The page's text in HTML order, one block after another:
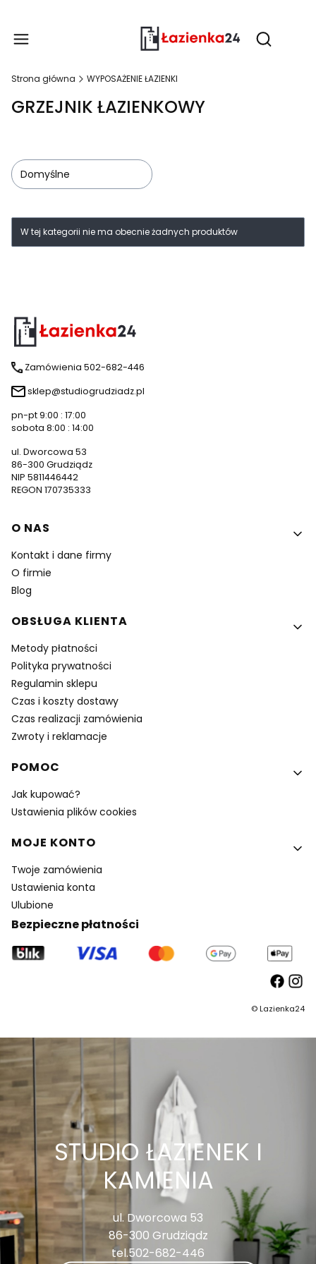
Otwórz
Strona główna WYPOSAŻENIE ŁAZIENKI
GRZEJNIK ŁAZIENKOWY
Domyślne
Lista produktów
W tej kategorii nie ma obecnie żadnych produktów
Zamówienia 502-682-446
sklep@studiogrudziadz.pl
pn-pt 9:00 : 17:00
sobota 8:00 : 14:00
ul. Dworcowa 53
86-300 Grudziądz
NIP 5811446442
REGON 170735333
Linki w stopce
O NAS
Kontakt i dane firmy
O firmie
Blog
OBSŁUGA KLIENTA
Metody płatności
Polityka prywatności
Regulamin sklepu
Czas i koszty dostawy
Czas realizacji zamówienia
Zwroty i reklamacje
POMOC
Jak kupować?
Ustawienia plików cookies
MOJE KONTO
Twoje zamówienia
Ustawienia konta
Ulubione
Bezpieczne płatności
©Lazienka24
STUDIO ŁAZIENEK I
KAMIENIA
ul. Dworcowa 53
86-300 Grudziądz
tel.502-682-446